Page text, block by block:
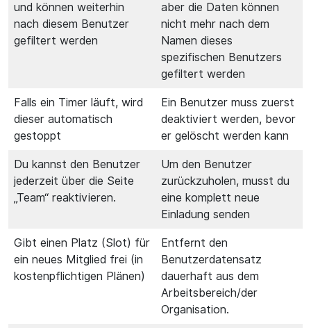
und können weiterhin
nach diesem Benutzer
gefiltert werden
aber die Daten können
nicht mehr nach dem
Namen dieses
spezifischen Benutzers
gefiltert werden
Falls ein Timer läuft, wird
dieser automatisch
gestoppt
Ein Benutzer muss zuerst
deaktiviert werden, bevor
er gelöscht werden kann
Du kannst den Benutzer
jederzeit über die Seite
„Team“ reaktivieren.
Um den Benutzer
zurückzuholen, musst du
eine komplett neue
Einladung senden
Gibt einen Platz (Slot) für
ein neues Mitglied frei (in
kostenpflichtigen Plänen)
Entfernt den
Benutzerdatensatz
dauerhaft aus dem
Arbeitsbereich/der
Organisation.